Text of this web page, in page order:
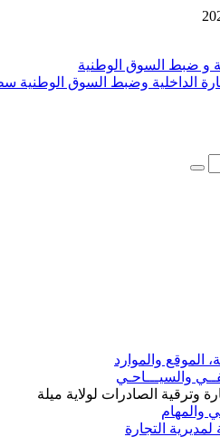
و ضبط السوق الوطنية
الداخلية وضبط السوق الوطنية
الموقع والموارد
والسيـــاحـي
وترقية الصادرات لولاية ميلة
والمهام
لمديرية التجارة